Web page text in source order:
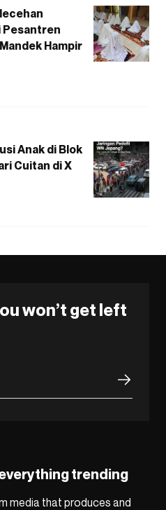
Pesantren
Hampir
Anak di Blok
Cuitan di X
won’t get left
trending
media that produces and